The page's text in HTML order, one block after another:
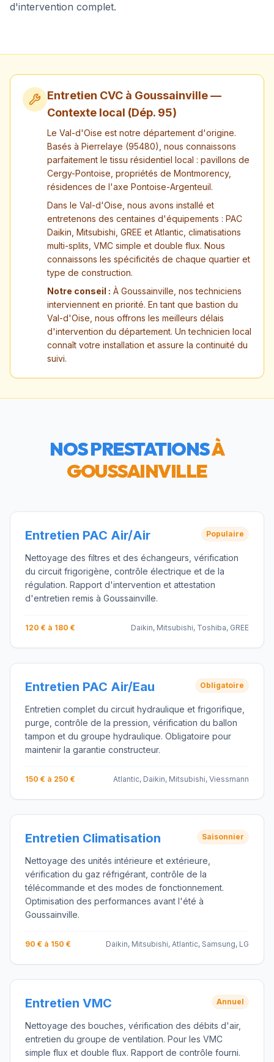
d'intervention complet.
Entretien CVC à Goussainville—
Contexte local (Dép. 95)
Le Val-d'Oise est notre département d'origine.
Basés à Pierrelaye (95480), nous connaissons
parfaitement le tissu résidentiel local : pavillons de
Cergy-Pontoise, propriétés de Montmorency,
résidences de l'axe Pontoise-Argenteuil.
Dans le Val-d'Oise, nous avons installé et
entretenons des centaines d'équipements : PAC
Daikin, Mitsubishi, GREE et Atlantic, climatisations
multi-splits, VMC simple et double flux. Nous
connaissons les spécificités de chaque quartier et
type de construction.
Notre conseil : À Goussainville, nos techniciens
interviennent en priorité. En tant que bastion du
Val-d'Oise, nous offrons les meilleurs délais
d'intervention du département. Un technicien local
connaît votre installation et assure la continuité du
suivi.
NOS PRESTATIONSÀ
GOUSSAINVILLE
Entretien PAC Air/Air Populaire
Nettoyage des filtres et des échangeurs, vérification
du circuit frigorigène, contrôle électrique et de la
régulation. Rapport d'intervention et attestation
d'entretien remis à Goussainville.
120 € à 180 € Daikin, Mitsubishi, Toshiba, GREE
Entretien PAC Air/Eau Obligatoire
Entretien complet du circuit hydraulique et frigorifique,
purge, contrôle de la pression, vérification du ballon
tampon et du groupe hydraulique. Obligatoire pour
maintenir la garantie constructeur.
150 € à 250 € Atlantic, Daikin, Mitsubishi, Viessmann
Entretien Climatisation Saisonnier
Nettoyage des unités intérieure et extérieure,
vérification du gaz réfrigérant, contrôle de la
télécommande et des modes de fonctionnement.
Optimisation des performances avant l'été à
Goussainville.
90 € à 150 € Daikin, Mitsubishi, Atlantic, Samsung, LG
Entretien VMC Annuel
Nettoyage des bouches, vérification des débits d'air,
entretien du groupe de ventilation. Pour les VMC
simple flux et double flux. Rapport de contrôle fourni.